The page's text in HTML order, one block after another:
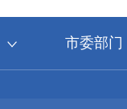
市委部门